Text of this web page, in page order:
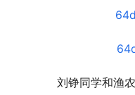
刘铮同学和渔